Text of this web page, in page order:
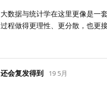
大数据与统计学在这里更像是一
过程做得更理性、更分散，也更
还会复发得到 19 5月